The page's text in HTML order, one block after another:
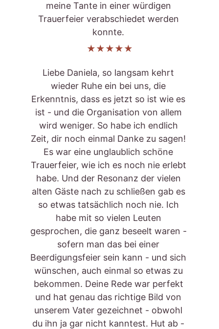
meine Tante in einer würdigen
Trauerfeier verabschiedet werden
konnte. ​
Liebe Daniela, so langsam kehrt
wieder Ruhe ein bei uns, die
Erkenntnis, dass es jetzt so ist wie es
ist - und die Organisation von allem
wird weniger. So habe ich endlich
Zeit, dir noch einmal Danke zu sagen!
Es war eine unglaublich schöne
Trauerfeier, wie ich es noch nie erlebt
habe. Und der Resonanz der vielen
alten Gäste nach zu schließen gab es
so etwas tatsächlich noch nie. Ich
habe mit so vielen Leuten
gesprochen, die ganz beseelt waren -
sofern man das bei einer
Beerdigungsfeier sein kann - und sich
wünschen, auch einmal so etwas zu
bekommen. Deine Rede war perfekt
und hat genau das richtige Bild von
unserem Vater gezeichnet - obwohl
du ihn ja gar nicht kanntest. Hut ab -
★★★★★